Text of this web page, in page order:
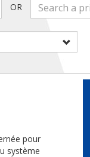
OR
pour
système